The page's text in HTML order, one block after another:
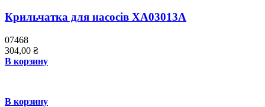
Крильчатка для насосів XA03013A
07468
304,00 ₴
В корзину
В корзину